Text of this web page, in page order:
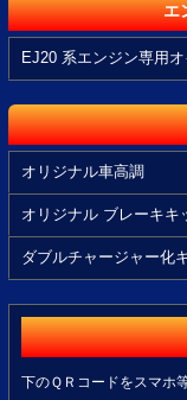
エ
EJ20 系エンジン専用
オリジナル車高調
オリジナル ブレーキキ
ダブルチャージャー化
下のＱＲコードをスマホ